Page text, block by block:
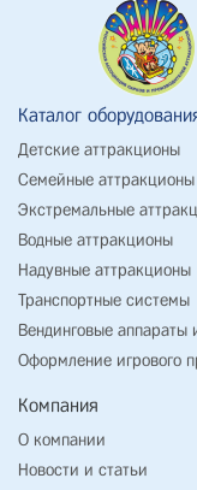
Каталог
Детские аттракционы
Семейные аттракционы
Экстремальные
Водные аттракционы
Надувные аттракционы
Транспортные системы
Вендинговые аппараты
Оформление игрового
Компания
О компании
Новости и статьи